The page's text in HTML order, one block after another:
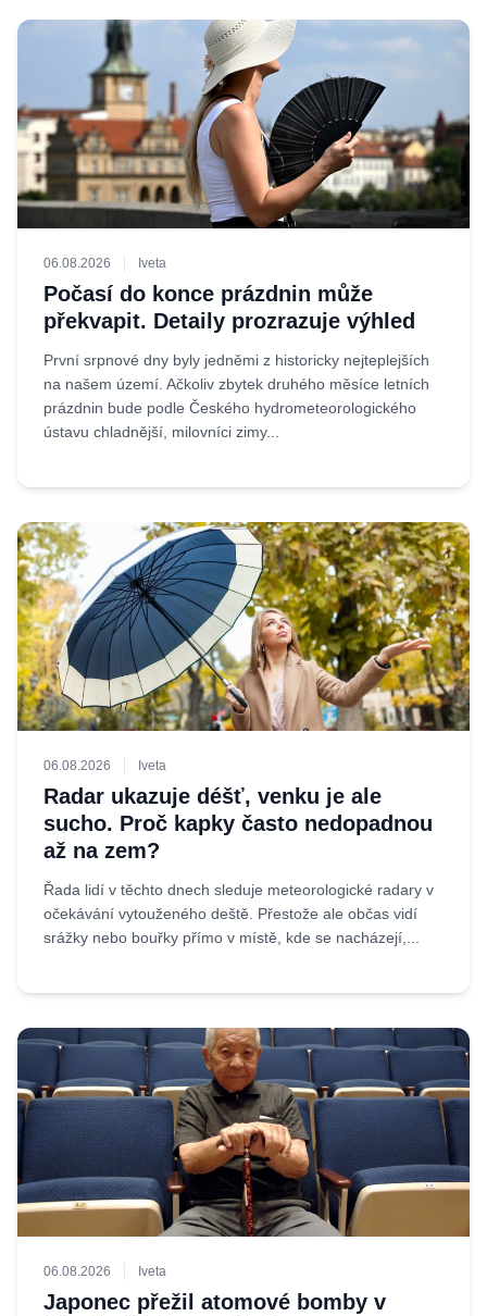
06.08.2026 Iveta
Počasí do konce prázdnin může
překvapit. Detaily prozrazuje výhled
První srpnové dny byly jedněmi z historicky nejteplejších
na našem území. Ačkoliv zbytek druhého měsíce letních
prázdnin bude podle Českého hydrometeorologického
ústavu chladnější, milovníci zimy...
06.08.2026 Iveta
Radar ukazuje déšť, venku je ale
sucho. Proč kapky často nedopadnou
až na zem?
Řada lidí v těchto dnech sleduje meteorologické radary v
očekávání vytouženého deště. Přestože ale občas vidí
srážky nebo bouřky přímo v místě, kde se nacházejí,...
06.08.2026 Iveta
Japonec přežil atomové bomby v